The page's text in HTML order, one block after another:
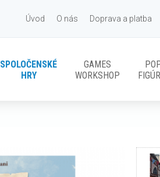
Úvod O nás Doprava a platba
SPOLOČENSKÉ
HRY
GAMES
WORKSHOP